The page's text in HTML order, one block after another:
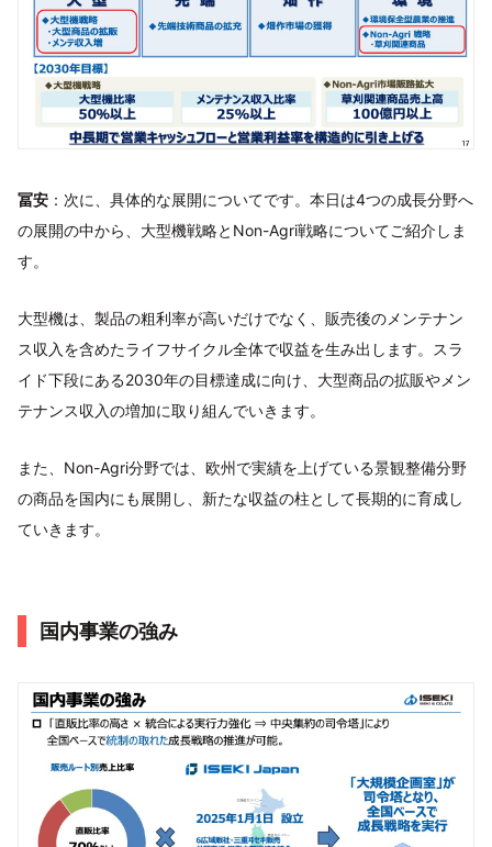
冨安 ：次に、具体的な展開についてです。本日は4つの成長分野へ
の展開の中から、大型機戦略とNon-Agri戦略についてご紹介しま
す。
大型機は、製品の粗利率が高いだけでなく、販売後のメンテナン
ス収入を含めたライフサイクル全体で収益を生み出します。スラ
イド下段にある2030年の目標達成に向け、大型商品の拡販やメン
テナンス収入の増加に取り組んでいきます。
また、Non-Agri分野では、欧州で実績を上げている景観整備分野
の商品を国内にも展開し、新たな収益の柱として長期的に育成し
ていきます。
国内事業の強み